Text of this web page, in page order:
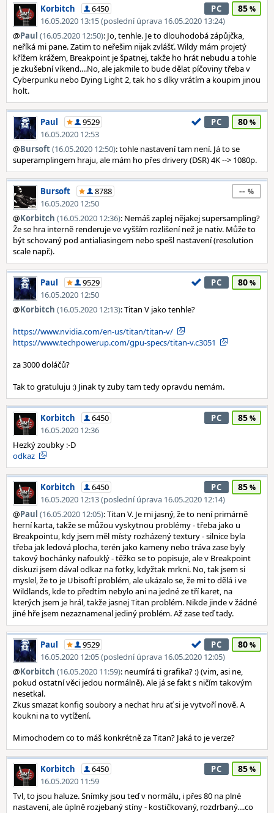
Korbitch
6450
16.05.2020 13:15 (poslední úprava 16.05.2020 13:24)
PC 85
@Paul (16.05.2020 12:50): Jo, tenhle. Je to dlouhodobá zápůjčka,
neříká mi pane. Zatim to neřešim nijak zvlášť. Wildy mám projetý
křížem krážem, Breakpoint je špatnej, takže ho hrát nebudu a tohle
je zkušební víkend....No, ale jakmile to bude dělat píčoviny třeba v
Cyberpunku nebo Dying Light 2, tak ho s díky vrátím a koupim jinou
holt.
Paul
9529
16.05.2020 12:53
PC 80
@Bursoft(16.05.2020 12:50): tohle nastavení tam není. Já to se
superamplingem hraju, ale mám ho přes drivery (DSR) 4K --> 1080p.
Bursoft
8788
16.05.2020 12:50
--
@Korbitch (16.05.2020 12:36): Nemáš zaplej nějakej supersampling?
Že se hra interně renderuje ve vyšším rozlišení než je nativ. Může to
být schovaný pod antialiasingem nebo spešl nastavení (resolution
scale např.).
Paul
9529
16.05.2020 12:50
PC 80
@Korbitch (16.05.2020 12:13): Titan V jako tenhle?
https://www.nvidia.com/en-us/titan/titan-v/
https://www.techpowerup.com/gpu-specs/titan-v.c3051
za 3000 doláčů?
Tak to gratuluju :) Jinak ty zuby tam tedy opravdu nemám.
Korbitch
6450
16.05.2020 12:36
PC 85
Hezký zoubky :-D
odkaz
Korbitch
6450
16.05.2020 12:13 (poslední úprava 16.05.2020 12:14)
PC 85
@Paul (16.05.2020 12:05): Titan V. Je mi jasný, že to není primárně
herní karta, takže se můžou vyskytnou problémy - třeba jako u
Breakpointu, kdy jsem měl místy rozházený textury - silnice byla
třeba jak ledová plocha, terén jako kameny nebo tráva zase byly
takový bochánky nafouklý - těžko se to popisuje, ale v Breakpoint
diskuzi jsem dával odkaz na fotky, kdyžtak mrkni. No, tak jsem si
myslel, že to je Ubisoftí problém, ale ukázalo se, že mi to dělá i ve
Wildlands, kde to předtím nebylo ani na jedné ze tří karet, na
kterých jsem je hrál, takže jasnej Titan problém. Nikde jinde v žádné
jiné hře jsem nezaznamenal jediný problém. Až zase teď tady.
Paul
9529
16.05.2020 12:05 (poslední úprava 16.05.2020 12:05)
PC 80
@Korbitch (16.05.2020 11:59): neumírá ti grafika? :) (vim, asi ne,
pokud ostatní věci jedou normálně). Ale já se fakt s ničím takovým
nesetkal.
Zkus smazat konfig soubory a nechat hru ať si je vytvoří nově. A
koukni na to vytížení.
Mimochodem co to máš konkrétně za Titan? Jaká to je verze?
Korbitch
6450
16.05.2020 11:59
PC 85
Tvl, to jsou haluze. Snímky jsou teď v normálu, i přes 80 na plné
nastavení, ale úplně rozjebaný stíny - kostičkovaný, rozdrbaný....co